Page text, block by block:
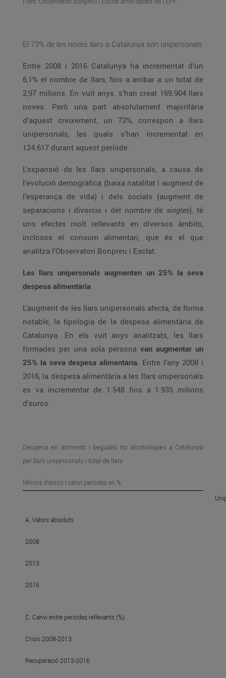
El 73% de les noves llars a Catalunya són unipersonals
Entre 2008 i 2016 Catalunya ha incrementat d’un
6,1% el nombre de llars, fins a arribar a un total de
2,97 milions. En vuit anys, s’han creat 169.904 llars
noves. Però una part absolutament majoritària
d’aquest creixement, un 73%, correspon a llars
unipersonals, les quals s’han incrementat en
124.617 durant aquest període.
L’expansió de les llars unipersonals, a causa de
l’evolució demogràfica (baixa natalitat i augment de
l’esperança de vida) i dels socials (augment de
separacions i divorcis i del nombre de singles), té
uns efectes molt rellevants en diversos àmbits,
inclosos el consum alimentari, que és el que
analitza l’Observatori Bonpreu i Esclat.
Les llars unipersonals augmenten un 25% la seva
despesa alimentària
L’augment de les llars unipersonals afecta, de forma
notable, la tipologia de la despesa alimentària de
Catalunya. En els vuit anys analitzats, les llars
formades per una sola persona van augmentar un
25% la seva despesa alimentària . Entre l’any 2008 i
2016, la despesa alimentària a les llars unipersonals
es va incrementar de 1.548 fins a 1.935 milions
d’euros.
Despesa en aliments i begudes no alcohòliques a Catalunya
per llars unipersonals i total de llars
Milions d'euros i canvi períodes en %
A. Valors absoluts
2008
2013
2016
C. Canvi entre períodes rellevants (%)
Crisis 2008-2013
Recuperació 2013-2016